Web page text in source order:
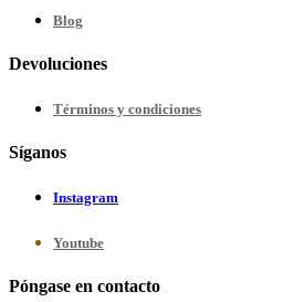
Blog
Devoluciones
Términos y condiciones
Síganos
Instagram
Youtube
Póngase en contacto